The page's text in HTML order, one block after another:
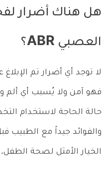
هل هناك أضرار
العصبي ABR؟
لا توجد أي أضرار تم
فهو آمن ولا يُسبب أي ألم
حالة الحاجة لاستخدام
والفوائد جيداً مع
الخيار الأمثل لصحة الطفل.